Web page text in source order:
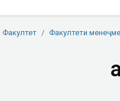
Факултет Факултети